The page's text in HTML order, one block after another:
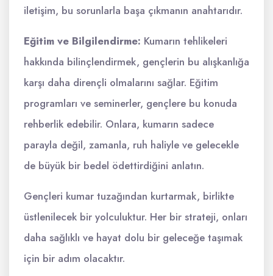
iletişim, bu sorunlarla başa çıkmanın anahtarıdır.
Eğitim ve Bilgilendirme: Kumarın tehlikeleri
hakkında bilinçlendirmek, gençlerin bu alışkanlığa
karşı daha dirençli olmalarını sağlar. Eğitim
programları ve seminerler, gençlere bu konuda
rehberlik edebilir. Onlara, kumarın sadece
parayla değil, zamanla, ruh haliyle ve gelecekle
de büyük bir bedel ödettirdiğini anlatın.
Gençleri kumar tuzağından kurtarmak, birlikte
üstlenilecek bir yolculuktur. Her bir strateji, onları
daha sağlıklı ve hayat dolu bir geleceğe taşımak
için bir adım olacaktır.